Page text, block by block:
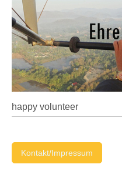
happy volunteer
Kontakt/Impressum